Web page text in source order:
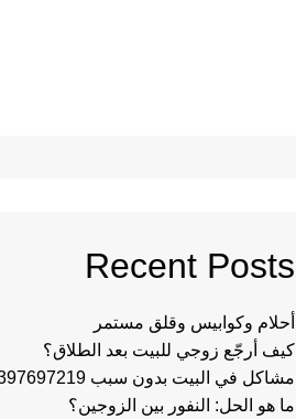
Recent Posts
أحلام وكوابيس وقلق مستمر
كيف أرجّع زوجي للبيت بعد الطلاق؟
مشاكل في البيت بدون سبب 00905397697219
ما هو الحل: النفور بين الزوجين؟